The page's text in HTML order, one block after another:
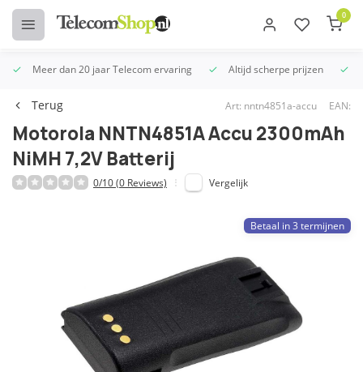
0
Meer dan 20 jaar Telecom ervaring Altijd scherpe prijzen
Terug Art: nntn4851a-accu EAN:
Motorola NNTN4851A Accu 2300mAh
NiMH 7,2V Batterij
0/10 (0 Reviews) Vergelijk
Betaal in 3 termijnen